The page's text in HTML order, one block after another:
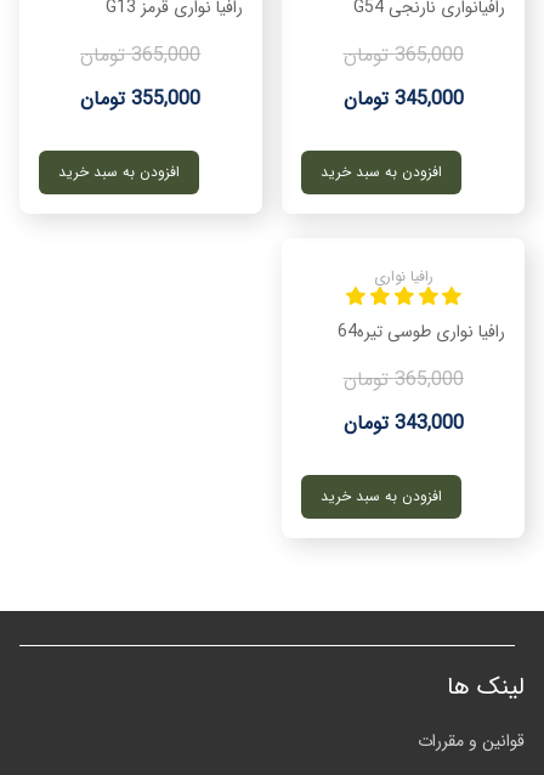
رافیانواری نارنجی G54
345,000 تومان
365,000 تومان
افزودن به سبد خرید
رافیا نواری قرمز G13
355,000 تومان
365,000 تومان
افزودن به سبد خرید
رافیا نواری
رافیا نواری طوسی تیره64
343,000 تومان
365,000 تومان
افزودن به سبد خرید
لینک ها
قوانین و مقررات